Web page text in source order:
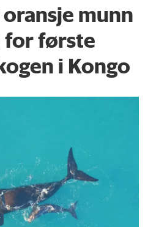
munn
for første
i Kongo